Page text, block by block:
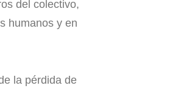
del colectivo,
humanos y en
la pérdida de